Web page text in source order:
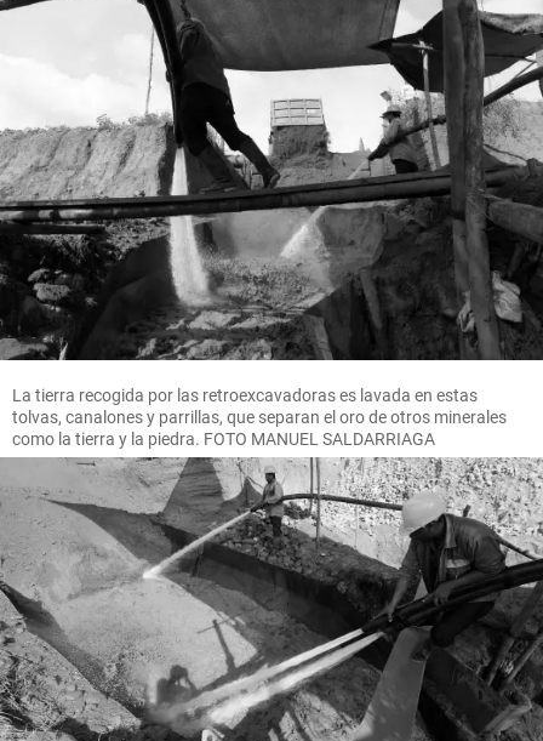
La tierra recogida por las retroexcavadoras es lavada en estas
tolvas, canalones y parrillas, que separan el oro de otros minerales
como la tierra y la piedra. FOTO MANUEL SALDARRIAGA